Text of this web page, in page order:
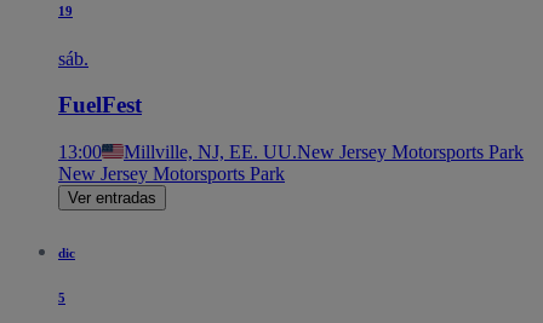
19
sáb.
FuelFest
13:00 Millville, NJ, EE. UU.New Jersey Motorsports Park
New Jersey Motorsports Park
Ver entradas
dic
5